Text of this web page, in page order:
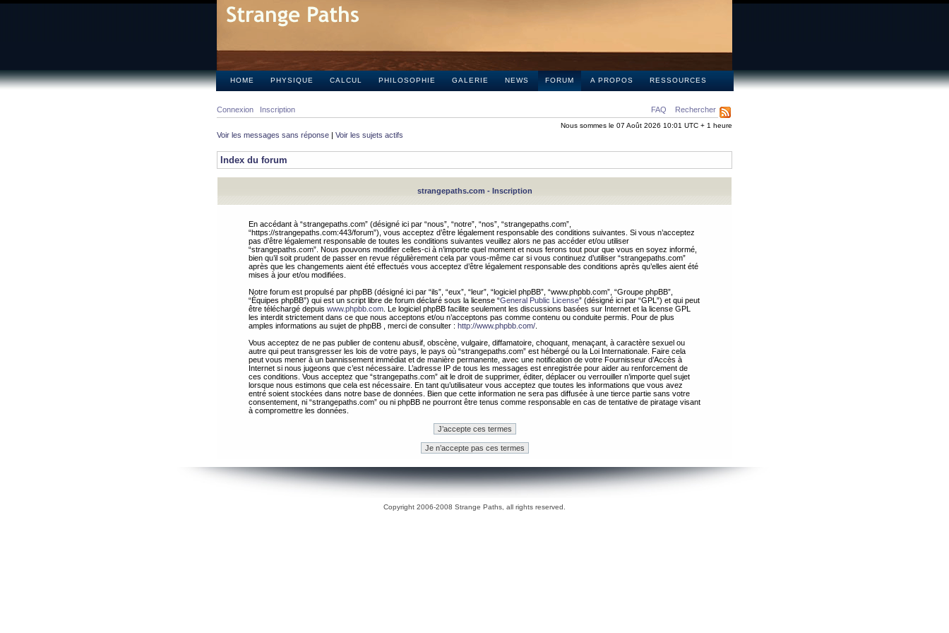
HOME PHYSIQUE CALCUL PHILOSOPHIE GALERIE NEWS FORUM A PROPOS RESSOURCES
FAQ Rechercher
Connexion Inscription
Nous sommes le 07 Août 2026 10:01 UTC + 1 heure
Voir les messages sans réponse | Voir les sujets actifs
Index du forum
strangepaths.com - Inscription
En accédant à “strangepaths.com” (désigné ici par “nous”, “notre”, “nos”, “strangepaths.com”,
“https://strangepaths.com:443/forum”), vous acceptez d’être légalement responsable des conditions suivantes. Si vous n’acceptez
pas d’être légalement responsable de toutes les conditions suivantes veuillez alors ne pas accéder et/ou utiliser
“strangepaths.com”. Nous pouvons modifier celles-ci à n’importe quel moment et nous ferons tout pour que vous en soyez informé,
bien qu’il soit prudent de passer en revue régulièrement cela par vous-même car si vous continuez d’utiliser “strangepaths.com”
après que les changements aient été effectués vous acceptez d’être légalement responsable des conditions après qu’elles aient été
mises à jour et/ou modifiées.
Notre forum est propulsé par phpBB (désigné ici par “ils”, “eux”, “leur”, “logiciel phpBB”, “www.phpbb.com”, “Groupe phpBB”,
“Équipes phpBB”) qui est un script libre de forum déclaré sous la license “General Public License” (désigné ici par “GPL”) et qui peut
être téléchargé depuis www.phpbb.com . Le logiciel phpBB facilite seulement les discussions basées sur Internet et la license GPL
les interdit strictement dans ce que nous acceptons et/ou n’acceptons pas comme contenu ou conduite permis. Pour de plus
amples informations au sujet de phpBB , merci de consulter : http://www.phpbb.com/
Vous acceptez de ne pas publier de contenu abusif, obscène, vulgaire, diffamatoire, choquant, menaçant, à caractère sexuel ou
autre qui peut transgresser les lois de votre pays, le pays où “strangepaths.com” est hébergé ou la Loi Internationale. Faire cela
peut vous mener à un bannissement immédiat et de manière permanente, avec une notification de votre Fournisseur d’Accès à
Internet si nous jugeons que c’est nécessaire. L’adresse IP de tous les messages est enregistrée pour aider au renforcement de
ces conditions. Vous acceptez que “strangepaths.com” ait le droit de supprimer, éditer, déplacer ou verrouiller n’importe quel sujet
lorsque nous estimons que cela est nécessaire. En tant qu’utilisateur vous acceptez que toutes les informations que vous avez
entré soient stockées dans notre base de données. Bien que cette information ne sera pas diffusée à une tierce partie sans votre
consentement, ni “strangepaths.com” ou ni phpBB ne pourront être tenus comme responsable en cas de tentative de piratage visant
à compromettre les données.
Copyright 2006-2008 Strange Paths, all rights reserved.